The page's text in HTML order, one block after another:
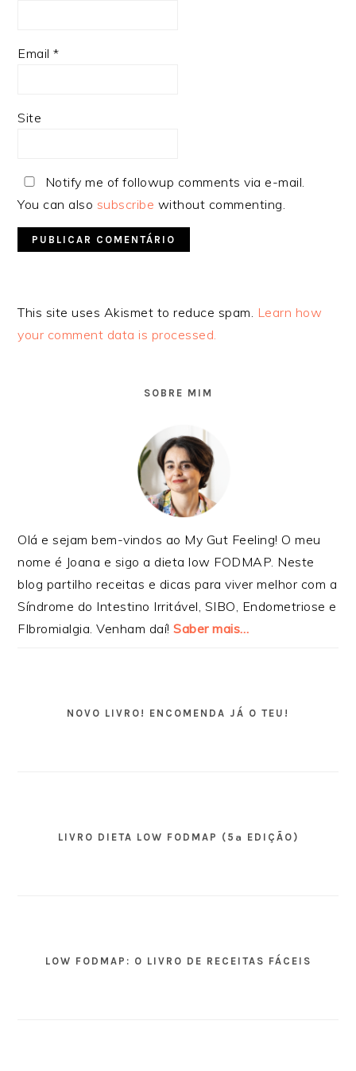
Email*
Site
Notify me of followup comments via e-mail.
You can also subscribe without commenting.
This site uses Akismet to reduce spam. Learn how
your comment data is processed.
SOBRE MIM
Olá e sejam bem-vindos ao My Gut Feeling! O meu
nome é Joana e sigo a dieta low FODMAP. Neste
blog partilho receitas e dicas para viver melhor com a
Síndrome do Intestino Irritável, SIBO, Endometriose e
FIbromialgia. Venham daí!Saber mais…
NOVO LIVRO! ENCOMENDA JÁ O TEU!
LIVRO DIETA LOW FODMAP (5ª EDIÇÃO)
LOW FODMAP: O LIVRO DE RECEITAS FÁCEIS